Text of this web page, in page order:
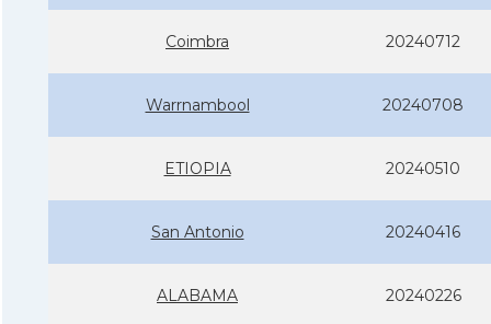
Coimbra 20240712
Warrnambool 20240708
ETIOPIA 20240510
San Antonio 20240416
ALABAMA 20240226